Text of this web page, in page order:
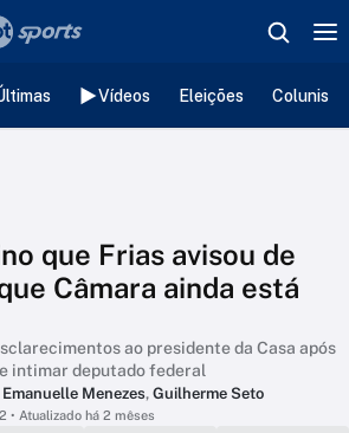
Vídeos Eleições
que Frias avisou de
Câmara ainda está
ao presidente da Casa após
intimar deputado federal
Emanuelle Menezes, Guilherme Seto
• Atualizado há 2 mêses